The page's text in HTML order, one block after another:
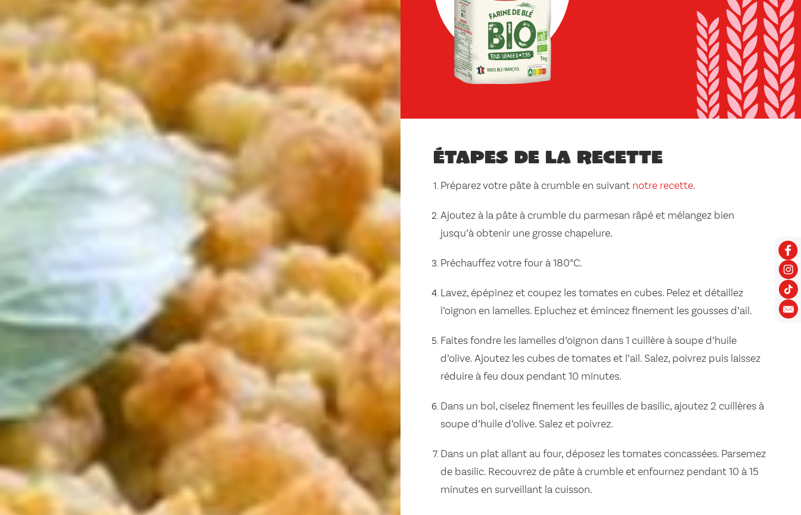
Étapes de la recette
Préparez votre pâte à crumble en suivant notre recette.
Ajoutez à la pâte à crumble du parmesan râpé et mélangez bien
jusqu’à obtenir une grosse chapelure.
Préchauffez votre four à 180°C.
Lavez, épépinez et coupez les tomates en cubes. Pelez et détaillez
l’oignon en lamelles. Epluchez et émincez finement les gousses d’ail.
Faites fondre les lamelles d’oignon dans 1 cuillère à soupe d’huile
d’olive. Ajoutez les cubes de tomates et l’ail. Salez, poivrez puis laissez
réduire à feu doux pendant 10 minutes.
Dans un bol, ciselez finement les feuilles de basilic, ajoutez 2 cuillères à
soupe d’huile d’olive. Salez et poivrez.
Dans un plat allant au four, déposez les tomates concassées. Parsemez
de basilic. Recouvrez de pâte à crumble et enfournez pendant 10 à 15
minutes en surveillant la cuisson.